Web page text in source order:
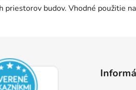
priestorov budov. Vhodné použitie